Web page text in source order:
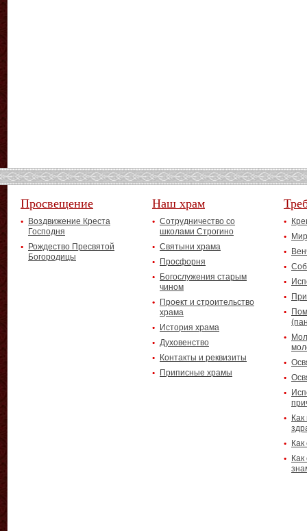
Просвещение
Воздвижение Креста
Господня
Рождество Пресвятой
Богородицы
Наш храм
Сотрудничество со
школами Строгино
Святыни храма
Просфорня
Богослужения старым
чином
Проект и строительство
храма
История храма
Духовенство
Контакты и реквизиты
Приписные храмы
Как